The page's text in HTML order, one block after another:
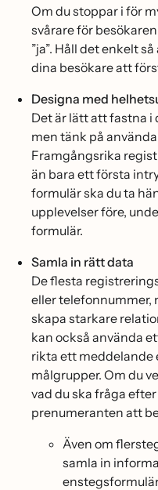
Om du stoppar i för
svårare för
”ja”. Håll det enkelt
dina besökare att
Designa med
Det är lätt att fastna i
men tänk på
Framgångsrika
än bara ett första
formulär ska du ta
upplevelser före,
formulär.
Samla in rätt data
De flesta
eller telefonnummer,
skapa starkare
kan också använda
rikta ett meddelande
målgrupper. Om du
vad du ska fråga
prenumeranten att
Även om
samla in